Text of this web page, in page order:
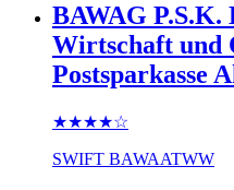
BAWAG
Wirtschaft und
Postsparkasse
★★★★☆
SWIFT BAWAATWW